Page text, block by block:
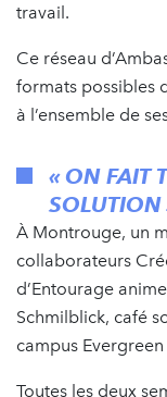
travail.
Ce réseau
formats possibles
à l’ensemble de
« ON FAIT
SOLUTION
À Montrouge, un
collaborateurs
d’Entourage
Schmilblick, café
campus
Toutes les deux